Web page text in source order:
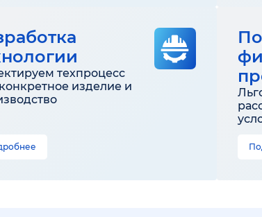
техпроцесс
изделие и